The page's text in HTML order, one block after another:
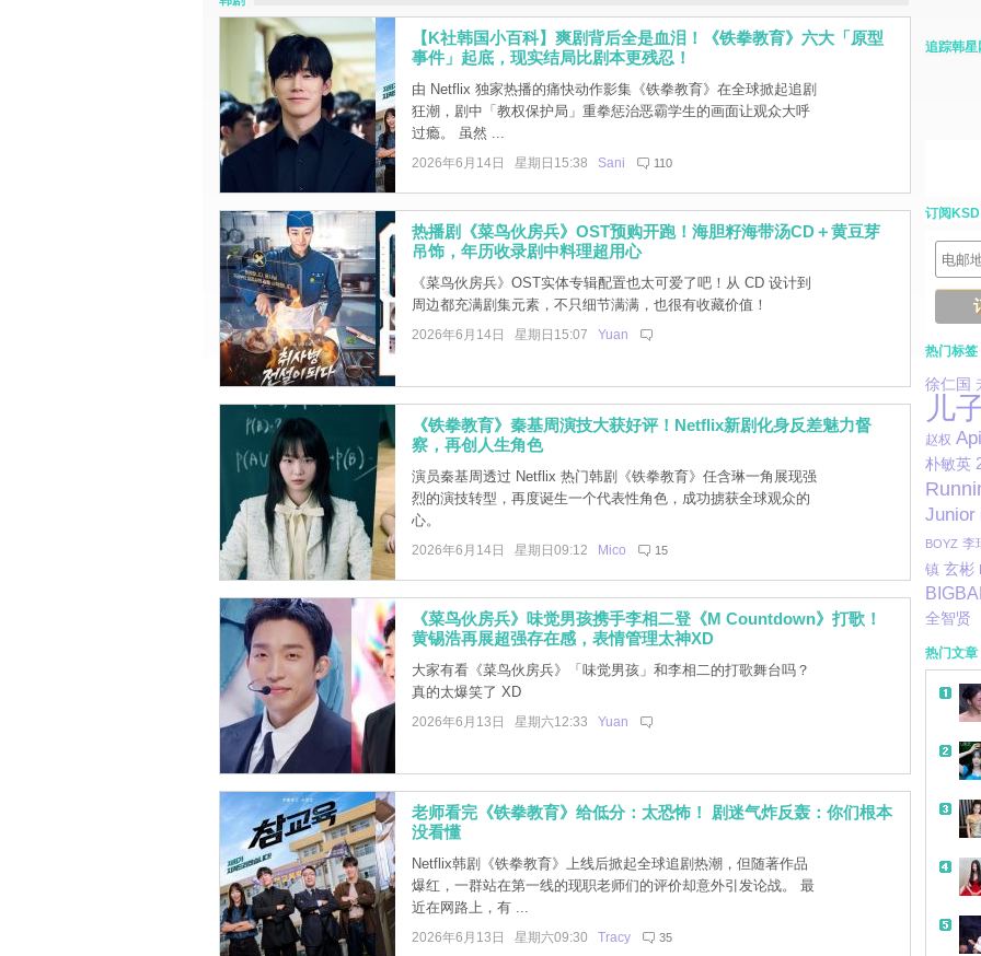
【K社韩国小百科】爽剧背后全是血泪！《铁拳教育》六大「原型
事件」起底，现实结局比剧本更残忍！
由 Netflix 独家热播的痛快动作影集《铁拳教育》在全球掀起追剧
狂潮，剧中「教权保护局」重拳惩治恶霸学生的画面让观众大呼
过瘾。 虽然 ...
2026年6月14日 星期日15:38 Sani 110
热播剧《菜鸟伙房兵》OST预购开跑！海胆籽海带汤CD＋黄豆芽
吊饰，年历收录剧中料理超用心
《菜鸟伙房兵》OST实体专辑配置也太可爱了吧！从 CD 设计到
周边都充满剧集元素，不只细节满满，也很有收藏价值！
2026年6月14日 星期日15:07 Yuan
《铁拳教育》秦基周演技大获好评！Netflix新剧化身反差魅力督
察，再创人生角色
演员秦基周透过 Netflix 热门韩剧《铁拳教育》任含琳一角展现强
烈的演技转型，再度诞生一个代表性角色，成功掳获全球观众的
心。
2026年6月14日 星期日09:12 Mico 15
《菜鸟伙房兵》味觉男孩携手李相二登《M Countdown》打歌！
黄锡浩再展超强存在感，表情管理太神XD
大家有看《菜鸟伙房兵》「味觉男孩」和李相二的打歌舞台吗？
真的太爆笑了 XD
2026年6月13日 星期六12:33 Yuan
老师看完《铁拳教育》给低分：太恐怖！ 剧迷气炸反轰：你们根本
没看懂
Netflix韩剧《铁拳教育》上线后掀起全球追剧热潮，但随著作品
爆红，一群站在第一线的现职老师们的评价却意外引发论战。 最
近在网路上，有 ...
2026年6月13日 星期六09:30 Tracy 35
追踪韩星
订阅KSD
热门标签
徐仁国
儿
赵权
朴敏英
Junior
BOYZ 李
镇 玄彬
全智贤
热门文章